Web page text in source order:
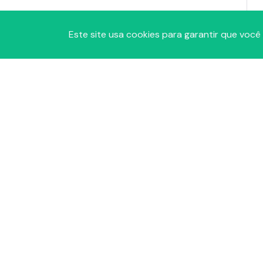
Este site usa cookies para garantir que